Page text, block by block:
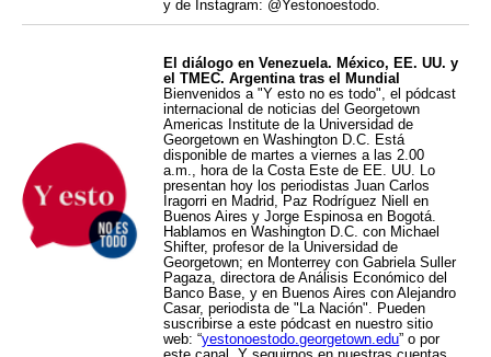
y de Instagram: @Yestonoestodo.
El diálogo en Venezuela. México, EE. UU. y
el TMEC. Argentina tras el Mundial
Bienvenidos a "Y esto no es todo", el pódcast
internacional de noticias del Georgetown
Americas Institute de la Universidad de
Georgetown en Washington D.C. Está
disponible de martes a viernes a las 2.00
a.m., hora de la Costa Este de EE. UU. Lo
presentan hoy los periodistas Juan Carlos
Iragorri en Madrid, Paz Rodríguez Niell en
Buenos Aires y Jorge Espinosa en Bogotá.
Hablamos en Washington D.C. con Michael
Shifter, profesor de la Universidad de
Georgetown; en Monterrey con Gabriela Suller
Pagaza, directora de Análisis Económico del
Banco Base, y en Buenos Aires con Alejandro
Casar, periodista de "La Nación". Pueden
suscribirse a este pódcast en nuestro sitio
web: “yestonoestodo.georgetown.edu” o por